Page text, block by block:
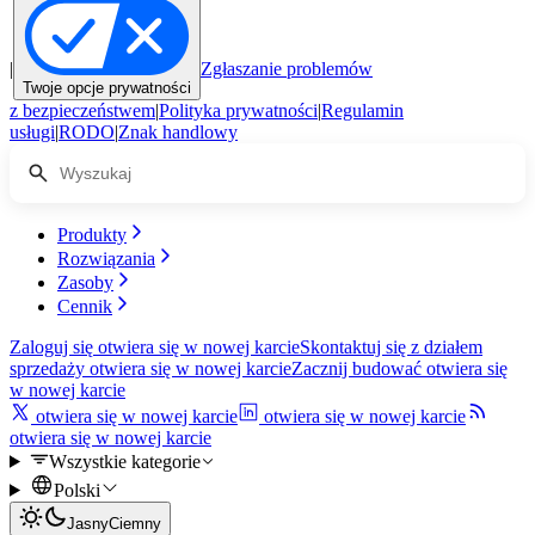
|
Twoje opcje prywatności
Zgłaszanie problemów
z bezpieczeństwem|Polityka prywatności|Regulamin
usługi|RODO|Znak handlowy
Produkty
Rozwiązania
Zasoby
Cennik
Zaloguj się otwiera się w nowej karcieSkontaktuj się z działem
sprzedaży otwiera się w nowej karcieZacznij budować otwiera się
w nowej karcie
otwiera się w nowej karcie
otwiera się w nowej karcie
otwiera się w nowej karcie
Wszystkie kategorie
Polski
JasnyCiemny